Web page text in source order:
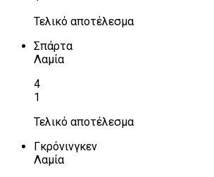
Τελικό αποτέλεσμα
Σπάρτα
Λαμία
4
1
Τελικό αποτέλεσμα
Γκρόνινγκεν
Λαμία